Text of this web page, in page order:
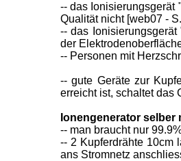
-- das Ionisierungsgerät
Qualität nicht [web07 -
-- das
der
-- Personen mit
-- gute Geräte zur
erreicht ist, schaltet das
Ionengenerator selber
-- man braucht nur
-- 2 Kupferdrähte 10cm
ans Stromnetz